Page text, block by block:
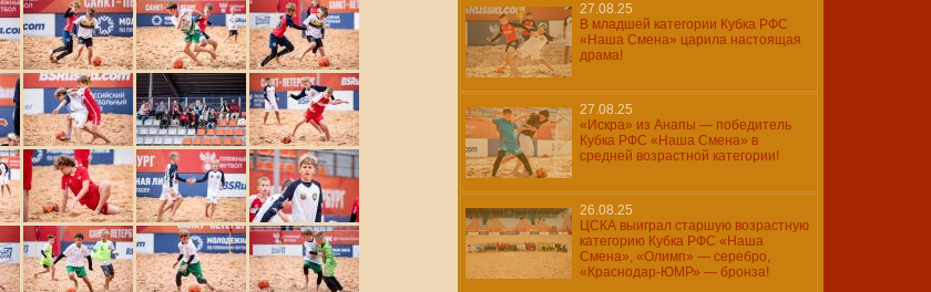
27.08.25
В младшей категории Кубка РФС
«Наша Смена» царила настоящая
драма!
27.08.25
«Искра» из Анапы — победитель
Кубка РФС «Наша Смена» в
средней возрастной категории!
26.08.25
ЦСКА выиграл старшую возрастную
категорию Кубка РФС «Наша
Смена», «Олимп» — серебро,
«Краснодар-ЮМР» — бронза!